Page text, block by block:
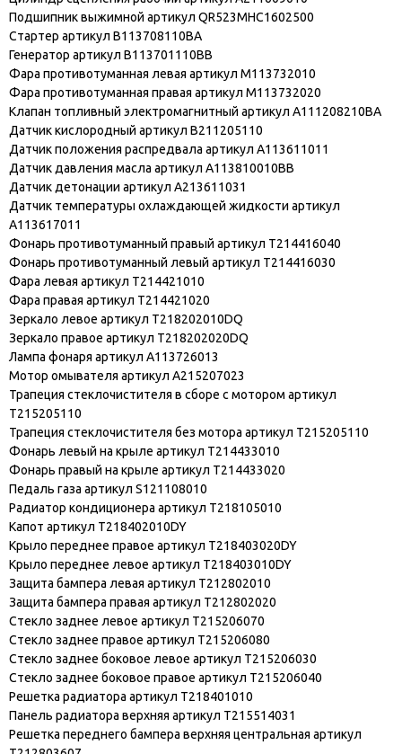
Подшипник выжимной артикул QR523MHC1602500
Стартер артикул B113708110BA
Генератор артикул B113701110BB
Фара противотуманная левая артикул M113732010
Фара противотуманная правая артикул M113732020
Клапан топливный электромагнитный артикул A111208210BA
Датчик кислородный артикул B211205110
Датчик положения распредвала артикул A113611011
Датчик давления масла артикул A113810010BB
Датчик детонации артикул A213611031
Датчик температуры охлаждающей жидкости артикул
A113617011
Фонарь противотуманный правый артикул T214416040
Фонарь противотуманный левый артикул T214416030
Фара левая артикул T214421010
Фара правая артикул T214421020
Зеркало левое артикул T218202010DQ
Зеркало правое артикул T218202020DQ
Лампа фонаря артикул A113726013
Мотор омывателя артикул A215207023
Трапеция стеклочистителя в сборе с мотором артикул
T215205110
Трапеция стеклочистителя без мотора артикул T215205110
Фонарь левый на крыле артикул T214433010
Фонарь правый на крыле артикул T214433020
Педаль газа артикул S121108010
Радиатор кондиционера артикул T218105010
Капот артикул T218402010DY
Крыло переднее правое артикул T218403020DY
Крыло переднее левое артикул T218403010DY
Защита бампера левая артикул T212802010
Защита бампера правая артикул T212802020
Стекло заднее левое артикул T215206070
Стекло заднее правое артикул T215206080
Стекло заднее боковое левое артикул T215206030
Стекло заднее боковое правое артикул T215206040
Решетка радиатора артикул T218401010
Панель радиатора верхняя артикул T215514031
Решетка переднего бампера верхняя центральная артикул